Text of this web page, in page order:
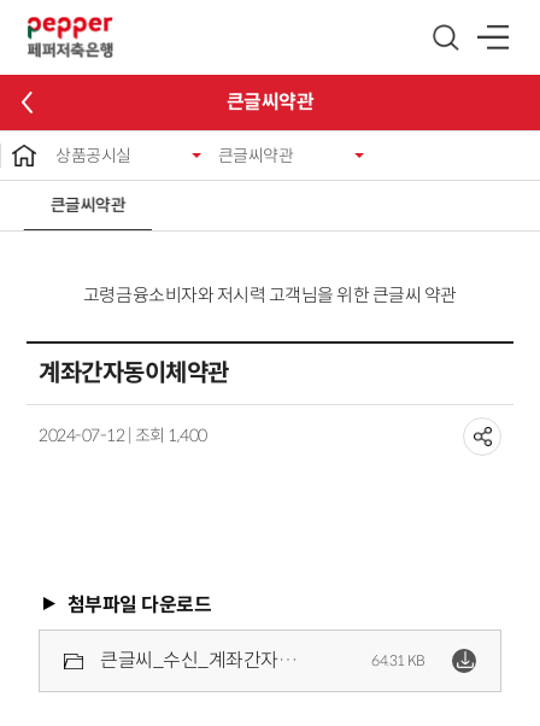
큰글씨약관
상품공시실 큰글씨약관
큰글씨약관
고령금융소비자와 저시력 고객님을 위한 큰글씨 약관
계좌간자동이체약관
2024-07-12 | 조회 1,400
첨부파일 다운로드
큰글씨_수신_계좌간자동이체약관.pdf 64.31 KB